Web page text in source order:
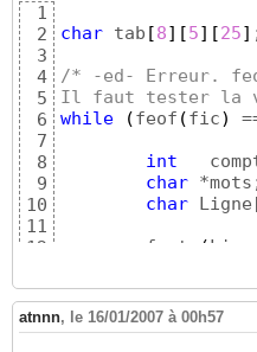
1
2
3
4
5
6
7
8
9
10
11
12
14
15
16
char tab [8] [5] [25]
/* -ed- Erreur.
Il faut tester la
while
(feof (fic)
int
char
char Ligne
	fgets
(
/* -ed- en
	strcpy
(tab
atnnn, le 16/01/2007 à 00h57